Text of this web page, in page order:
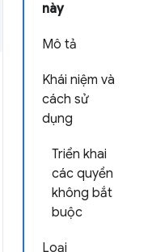
này
Mô tả
Khái niệm và
cách sử
dụng
Triển khai
các quyền
không bắt
buộc
Loại